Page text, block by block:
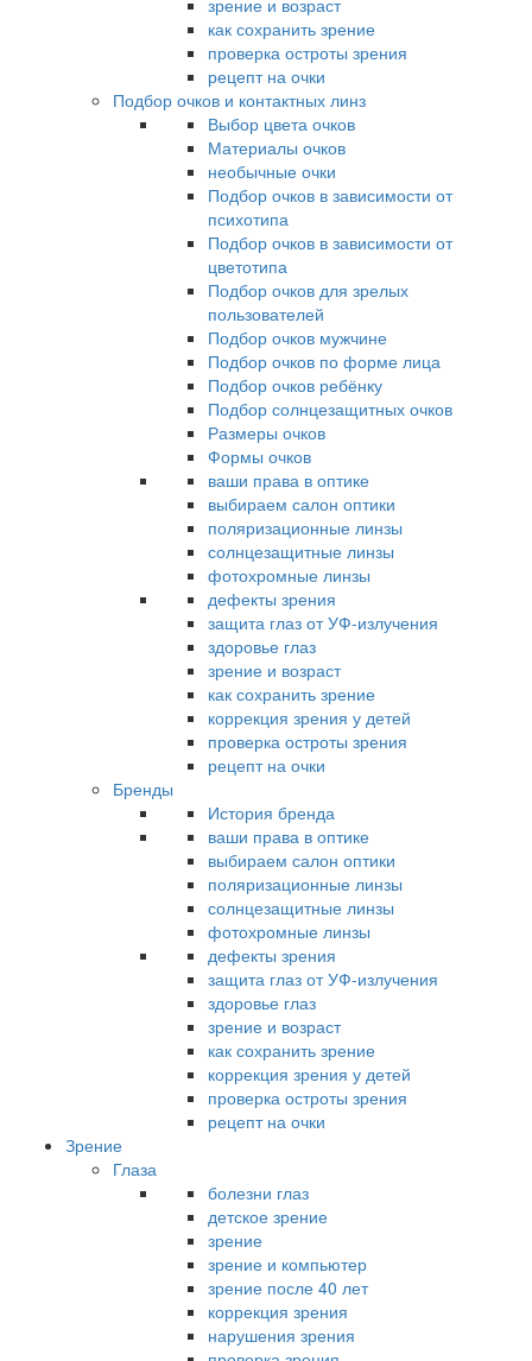
зрение и возраст
как сохранить зрение
проверка остроты зрения
рецепт на очки
Подбор очков и контактных линз
Выбор цвета очков
Материалы очков
необычные очки
Подбор очков в зависимости от
психотипа
Подбор очков в зависимости от
цветотипа
Подбор очков для зрелых
пользователей
Подбор очков мужчине
Подбор очков по форме лица
Подбор очков ребёнку
Подбор солнцезащитных очков
Размеры очков
Формы очков
ваши права в оптике
выбираем салон оптики
поляризационные линзы
солнцезащитные линзы
фотохромные линзы
дефекты зрения
защита глаз от УФ-излучения
здоровье глаз
зрение и возраст
как сохранить зрение
коррекция зрения у детей
проверка остроты зрения
рецепт на очки
Бренды
История бренда
ваши права в оптике
выбираем салон оптики
поляризационные линзы
солнцезащитные линзы
фотохромные линзы
дефекты зрения
защита глаз от УФ-излучения
здоровье глаз
зрение и возраст
как сохранить зрение
коррекция зрения у детей
проверка остроты зрения
рецепт на очки
Зрение
Глаза
болезни глаз
детское зрение
зрение
зрение и компьютер
зрение после 40 лет
коррекция зрения
нарушения зрения